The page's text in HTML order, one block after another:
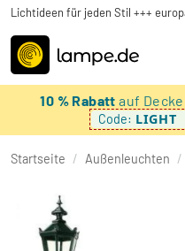
Lichtideen für jeden Stil +++
10 % Rabattauf
Code: LIGHT
Startseite / Außenleuchten /